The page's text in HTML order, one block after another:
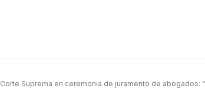
Suprema en ceremonia de juramento de